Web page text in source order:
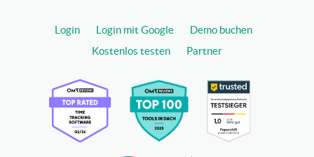
Login Login mit Google
Demo buchen
Kostenlos testen
Partner